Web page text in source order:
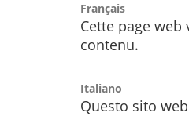
Français
Cette page
contenu.
Italiano
Questo sito